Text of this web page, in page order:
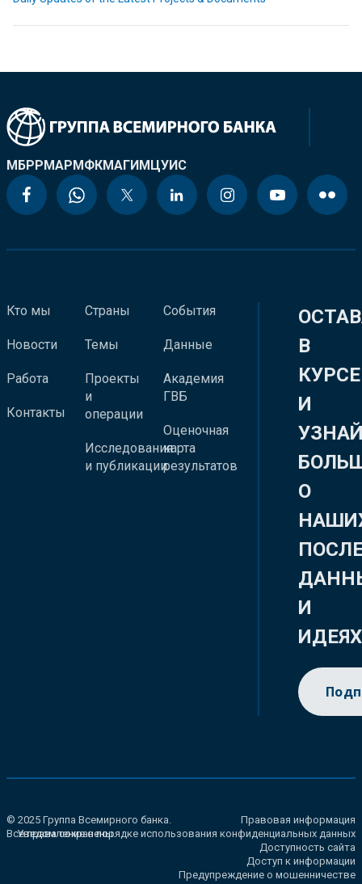
МБРРМАРМФКМАГИМЦУИС
Кто мы
Новости
Работа
Контакты
Страны
Темы
Проекты
и
операции
Исследования
и публикации
События
Данные
Академия
ГВБ
Оценочная
карта
результатов
В
КУРСЕ
И
О
И
ИДЕЯХ
© 2025 Группа Всемирного банка.
Все права сохранены.
Правовая информация
Уведомление о порядке использования конфиденциальных данных
Доступность сайта
Доступ к информации
Предупреждение о мошенничестве